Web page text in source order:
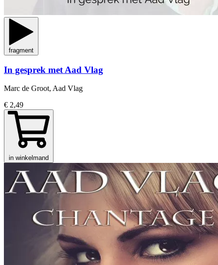
fragment
In gesprek met Aad Vlag
Marc de Groot, Aad Vlag
€ 2,49
in winkelmand